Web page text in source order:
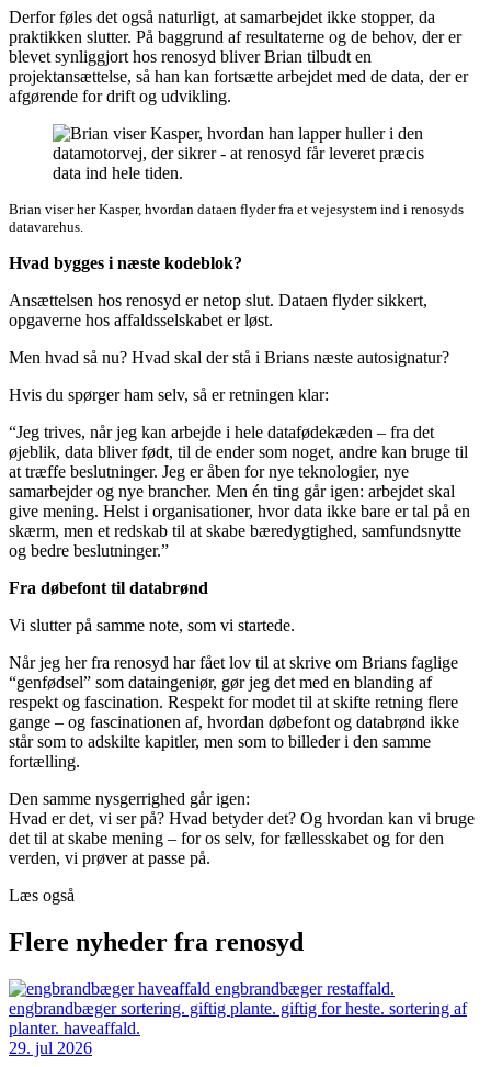
Derfor føles det også naturligt, at samarbejdet ikke stopper, da
praktikken slutter. På baggrund af resultaterne og de behov, der er
blevet synliggjort hos renosyd bliver Brian tilbudt en
projektansættelse, så han kan fortsætte arbejdet med de data, der er
afgørende for drift og udvikling.
Brian viser her Kasper, hvordan dataen flyder fra et vejesystem ind i renosyds
datavarehus.
Hvad bygges i næste kodeblok?
Ansættelsen hos renosyd er netop slut. Dataen flyder sikkert,
opgaverne hos affaldsselskabet er løst.
Men hvad så nu? Hvad skal der stå i Brians næste autosignatur?
Hvis du spørger ham selv, så er retningen klar:
“Jeg trives, når jeg kan arbejde i hele datafødekæden – fra det
øjeblik, data bliver født, til de ender som noget, andre kan bruge til
at træffe beslutninger. Jeg er åben for nye teknologier, nye
samarbejder og nye brancher. Men én ting går igen: arbejdet skal
give mening. Helst i organisationer, hvor data ikke bare er tal på en
skærm, men et redskab til at skabe bæredygtighed, samfundsnytte
og bedre beslutninger.”
Fra døbefont til databrønd
Vi slutter på samme note, som vi startede.
Når jeg her fra renosyd har fået lov til at skrive om Brians faglige
“genfødsel” som dataingeniør, gør jeg det med en blanding af
respekt og fascination. Respekt for modet til at skifte retning flere
gange – og fascinationen af, hvordan døbefont og databrønd ikke
står som to adskilte kapitler, men som to billeder i den samme
fortælling.
Den samme nysgerrighed går igen:
Hvad er det, vi ser på? Hvad betyder det? Og hvordan kan vi bruge
det til at skabe mening – for os selv, for fællesskabet og for den
verden, vi prøver at passe på.
Læs også
Flere nyheder fra renosyd
29. jul 2026